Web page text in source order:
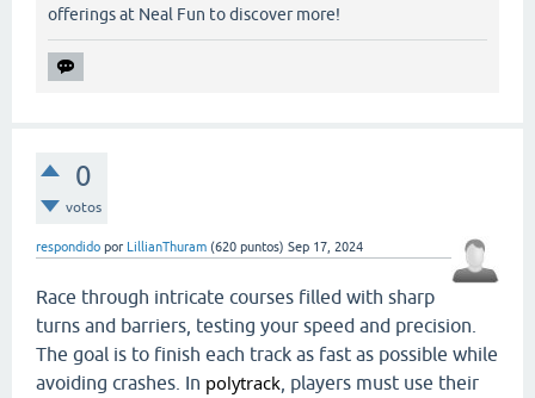
offerings at Neal Fun to discover more!
0
votos
respondido por LillianThuram (620 puntos) Sep 17, 2024
Race through intricate courses filled with sharp
turns and barriers, testing your speed and precision.
The goal is to finish each track as fast as possible while
avoiding crashes. In polytrack , players must use their